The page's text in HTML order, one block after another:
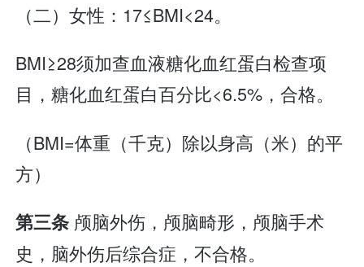
（二）女性：17≤BMI<24。
BMI≥28须加查血液糖化血红蛋白检查项
目，糖化血红蛋白百分比<6.5%，合格。
（BMI=体重（千克）除以身高（米）的平
方）
第三条 颅脑外伤，颅脑畸形，颅脑手术
史，脑外伤后综合症，不合格。